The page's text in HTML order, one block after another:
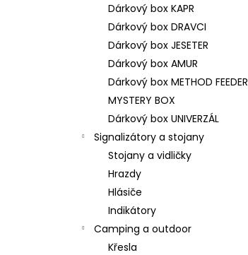
Dárkový box KAPR
Dárkový box DRAVCI
Dárkový box JESETER
Dárkový box AMUR
Dárkový box METHOD FEEDER
MYSTERY BOX
Dárkový box UNIVERZÁL
Signalizátory a stojany
Stojany a vidličky
Hrazdy
Hlásiče
Indikátory
Camping a outdoor
Křesla